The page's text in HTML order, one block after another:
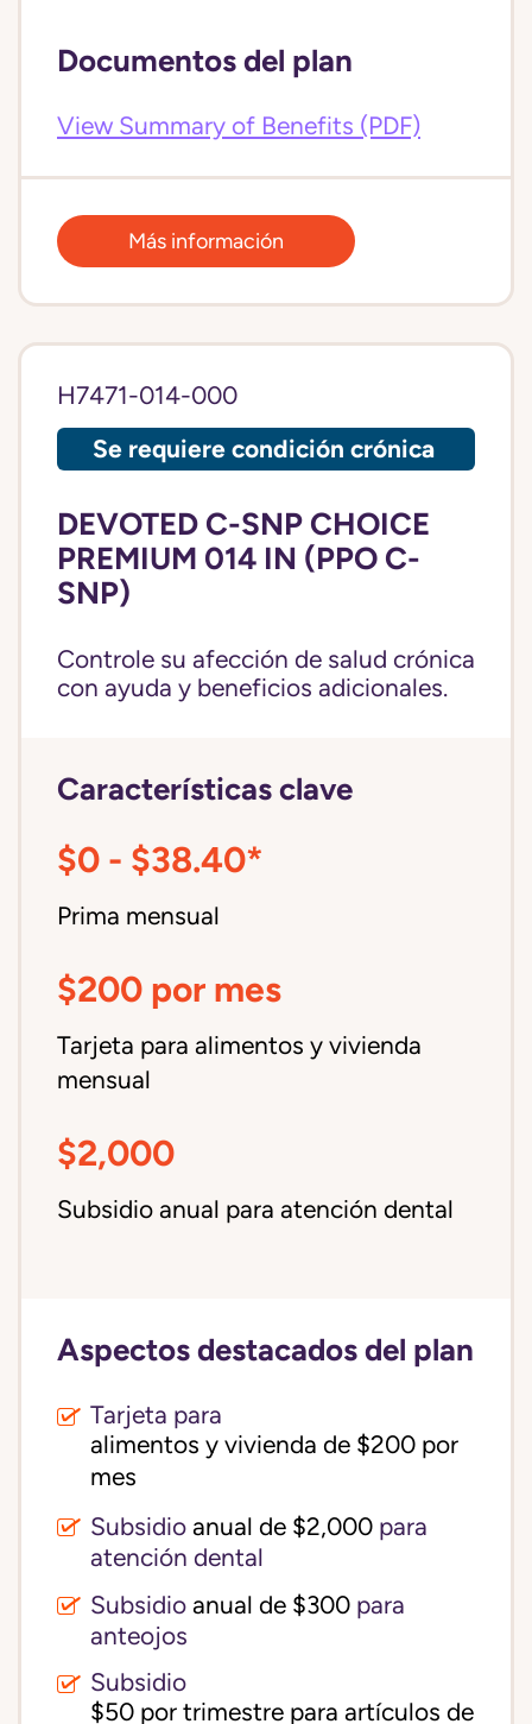
Documentos del plan
View Summary of Benefits (PDF)
Más información
H7471-014-000
Se requiere condición crónica
DEVOTED C-SNP CHOICE
PREMIUM 014 IN (PPO C-
SNP)
Controle su afección de salud crónica
con ayuda y beneficios adicionales.
Características clave
$0 - $38.40*
Prima mensual
$200 por mes
Tarjeta para alimentos y vivienda
mensual
$2,000
Subsidio anual para atención dental
Aspectos destacados del plan
Tarjeta para
alimentos y vivienda de $200 por
mes
Subsidio anual de $2,000 para
atención dental
Subsidio anual de $300 para
anteojos
Subsidio
$50 por trimestre para artículos de